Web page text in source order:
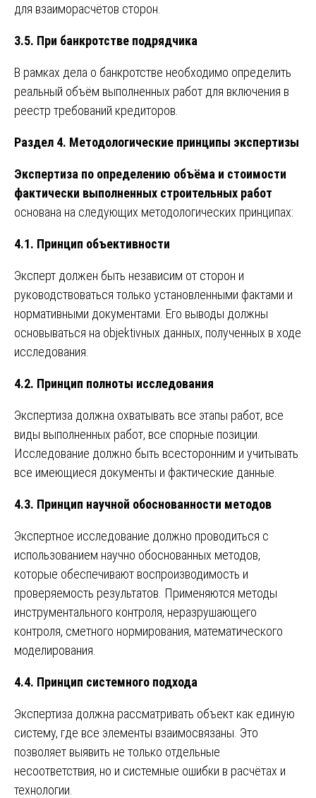
для взаиморасчётов сторон.
3.5. При банкротстве подрядчика
В рамках дела о банкротстве необходимо определить
реальный объём выполненных работ для включения в
реестр требований кредиторов.
Раздел 4. Методологические принципы экспертизы
Экспертиза по определению объёма и стоимости
фактически выполненных строительных работ
основана на следующих методологических принципах:
4.1. Принцип объективности
Эксперт должен быть независим от сторон и
руководствоваться только установленными фактами и
нормативными документами. Его выводы должны
основываться на objektivных данных, полученных в ходе
исследования.
4.2. Принцип полноты исследования
Экспертиза должна охватывать все этапы работ, все
виды выполненных работ, все спорные позиции.
Исследование должно быть всесторонним и учитывать
все имеющиеся документы и фактические данные.
4.3. Принцип научной обоснованности методов
Экспертное исследование должно проводиться с
использованием научно обоснованных методов,
которые обеспечивают воспроизводимость и
проверяемость результатов. Применяются методы
инструментального контроля, неразрушающего
контроля, сметного нормирования, математического
моделирования.
4.4. Принцип системного подхода
Экспертиза должна рассматривать объект как единую
систему, где все элементы взаимосвязаны. Это
позволяет выявить не только отдельные
несоответствия, но и системные ошибки в расчётах и
технологии.